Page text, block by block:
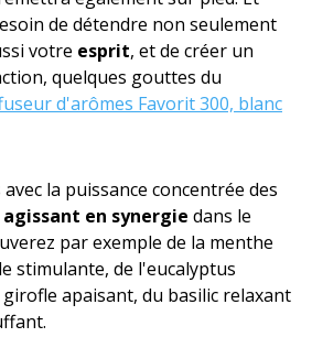
de détendre non seulement
votre esprit, et de créer un
quelques gouttes du
d'arômes Favorit 300, blanc
la puissance concentrée des
en synergie dans le
par exemple de la menthe
stimulante, de l'eucalyptus
apaisant, du basilic relaxant